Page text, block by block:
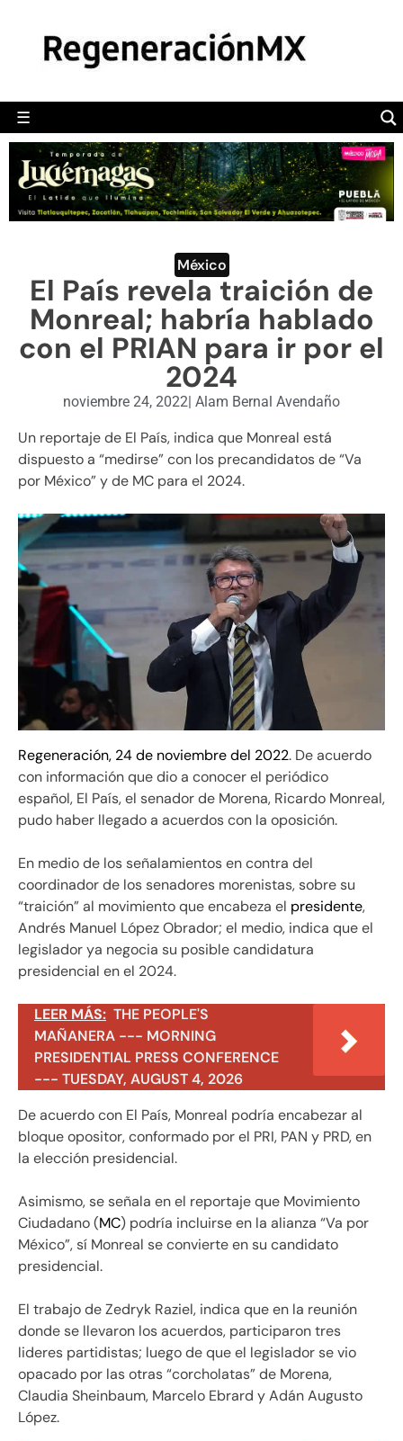
☰
POLÍTICA
CAMALEÓN
OPINIÓN
DEPORTES
ENGLISH SECTION
VIDEOS
México
El País revela traición de
Monreal; habría hablado
con el PRIAN para ir por el
2024
noviembre 24, 2022| Alam Bernal Avendaño
Un reportaje de El País, indica que Monreal está
dispuesto a “medirse” con los precandidatos de “Va
por México” y de MC para el 2024.
Regeneración, 24 de noviembre del 2022. De acuerdo
con información que dio a conocer el periódico
español, El País, el senador de Morena, Ricardo Monreal,
pudo haber llegado a acuerdos con la oposición.
En medio de los señalamientos en contra del
coordinador de los senadores morenistas, sobre su
“traición” al movimiento que encabeza el presidente,
Andrés Manuel López Obrador; el medio, indica que el
legislador ya negocia su posible candidatura
presidencial en el 2024.
LEER MÁS: THE PEOPLE'S
MAÑANERA --- MORNING
PRESIDENTIAL PRESS CONFERENCE
--- TUESDAY, AUGUST 4, 2026
De acuerdo con El País, Monreal podría encabezar al
bloque opositor, conformado por el PRI, PAN y PRD, en
la elección presidencial.
Asimismo, se señala en el reportaje que Movimiento
Ciudadano (MC) podría incluirse en la alianza “Va por
México”, sí Monreal se convierte en su candidato
presidencial.
El trabajo de Zedryk Raziel, indica que en la reunión
donde se llevaron los acuerdos, participaron tres
lideres partidistas; luego de que el legislador se vio
opacado por las otras “corcholatas” de Morena,
Claudia Sheinbaum, Marcelo Ebrard y Adán Augusto
López.